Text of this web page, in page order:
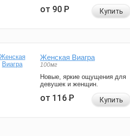
от 90Р Купить
Женская Виагра
100мг
Новые, яркие ощущения для
девушек и женщин.
от 116Р Купить